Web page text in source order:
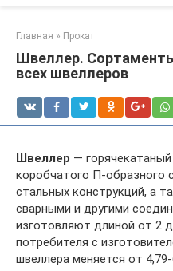
Главная » Прокат
Швеллер.
всех швеллеров
Швеллер —
коробчатого П-образного
стальных конструкций, а
сварными и другими
изготовляют длиной от 2
потребителя с
швеллера меняется от 4,79-